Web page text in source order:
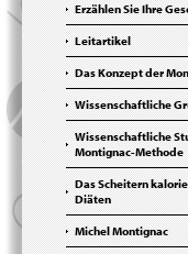
Erzählen Sie Ihre
Leitartikel
Das Konzept der
Wissenschaftliche
Wissenschaftliche
Montignac-Methode
Das Scheitern
Diäten
Michel Montignac